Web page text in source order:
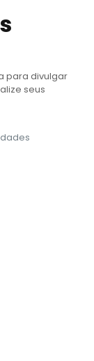
para divulgar
seus